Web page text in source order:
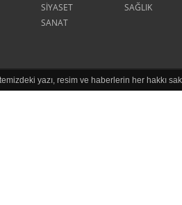
SİYASET
SAĞLIK
SANAT
yazı, resim ve haberlerin her hakkı